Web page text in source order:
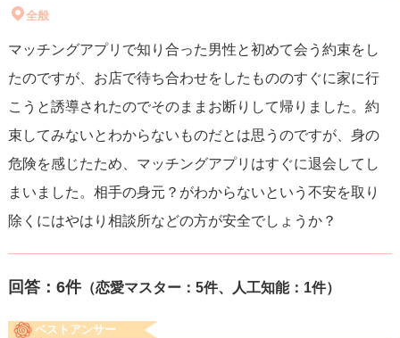
全般
マッチングアプリで知り合った男性と初めて会う約束をし
たのですが、お店で待ち合わせをしたもののすぐに家に行
こうと誘導されたのでそのままお断りして帰りました。約
束してみないとわからないものだとは思うのですが、身の
危険を感じたため、マッチングアプリはすぐに退会してし
まいました。相手の身元？がわからないという不安を取り
除くにはやはり相談所などの方が安全でしょうか？
回答： 6件（恋愛マスター：5件、人工知能：1件）
ベストアンサー